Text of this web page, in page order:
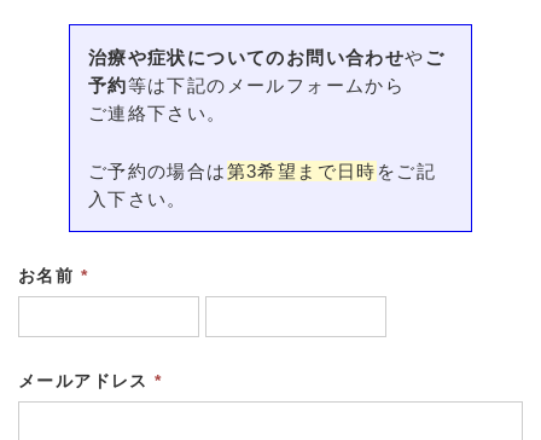
治療や症状についてのお問い合わせやご
予約等は下記のメールフォームから
ご連絡下さい。
ご予約の場合は第3希望まで日時 をご記
入下さい。
お名前 *
メールアドレス*